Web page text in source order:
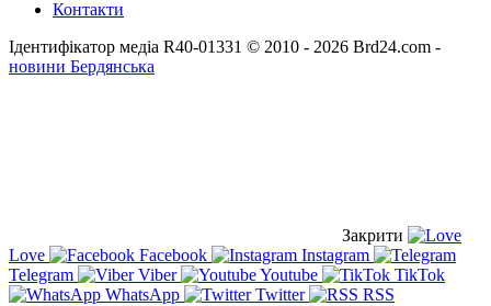
Контакти
Ідентифікатор медіа R40-01331 © 2010 - 2026 Brd24.com -
новини Бердянська
Закрити
Love
Facebook
Instagram
Telegram
Viber Youtube
TikTok
WhatsApp
Twitter RSS